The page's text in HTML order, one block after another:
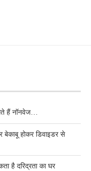
हैं नॉनवेज…
होकर डिवाइडर से
है दरिद्रता का घर